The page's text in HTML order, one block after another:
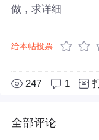
做，求详细
给本帖投票
247 1
全部评论